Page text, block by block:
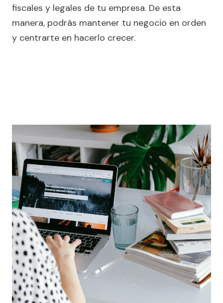
fiscales y legales de tu empresa. De esta
manera, podrás mantener tu negocio en orden
y centrarte en hacerlo crecer.